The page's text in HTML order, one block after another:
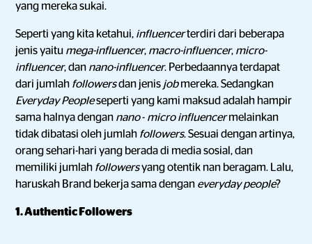
yang mereka sukai.
Seperti yang kita ketahui, influencerterdiri dari beberapa
jenis yaitu mega-influencer, macro-influencer, micro-
influencer, dan nano-influencer. Perbedaannya terdapat
dari jumlah followersdan jenis jobmereka. Sedangkan
Everyday Peopleseperti yang kami maksud adalah hampir
sama halnya dengan nano- micro influencermelainkan
tidak dibatasi oleh jumlah followers. Sesuai dengan artinya,
orang sehari-hari yang berada di media sosial, dan
memiliki jumlah followersyang otentik nan beragam. Lalu,
haruskah Brand bekerja sama dengan everyday people?
1. Authentic Followers